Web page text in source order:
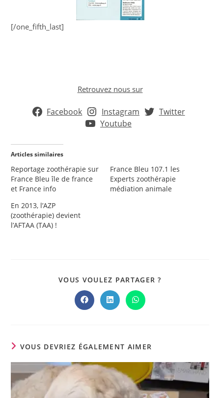
[/one_fifth_last]
Retrouvez nous sur
Facebook Instagram
Twitter
Youtube
Articles similaires
Reportage zoothérapie sur
France Bleu île de france
et France info
France Bleu 107.1 les
Experts zoothérapie
médiation animale
En 2013, l’AZP
(zoothérapie) devient
l’AFTAA (TAA) !
VOUS VOULEZ PARTAGER ?
Ouvrir
dans
Ouvrir
dans
Ouvrir
dans
VOUS DEVRIEZ ÉGALEMENT AIMER